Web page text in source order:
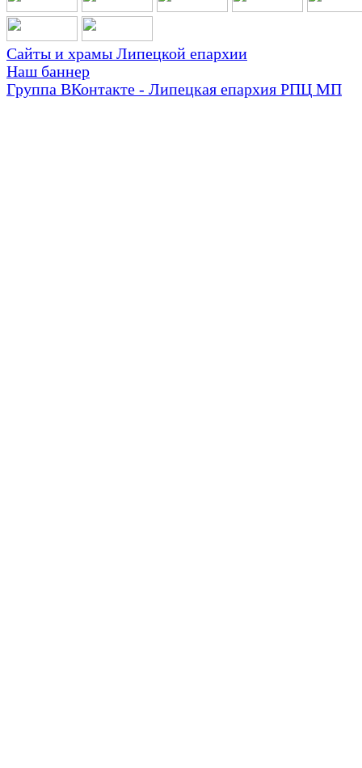
Сайты и храмы Липецкой епархии
Наш баннер
Группа ВКонтакте - Липецкая епархия РПЦ МП